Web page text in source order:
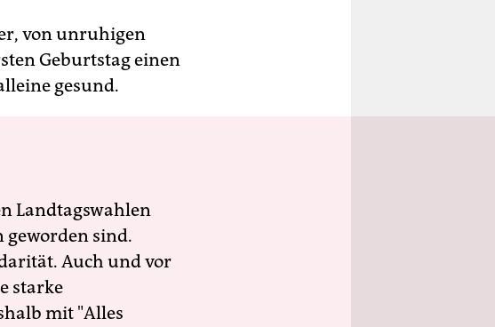
von unruhigen
Geburtstag einen
gesund.
Landtagswahlen
geworden sind.
Auch und vor
starke
mit "Alles